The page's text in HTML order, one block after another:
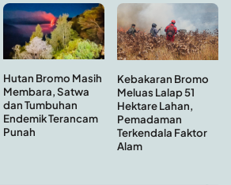
Hutan Bromo Masih
Membara, Satwa
dan Tumbuhan
Endemik Terancam
Punah
Kebakaran Bromo
Meluas Lalap 51
Hektare Lahan,
Pemadaman
Terkendala Faktor
Alam